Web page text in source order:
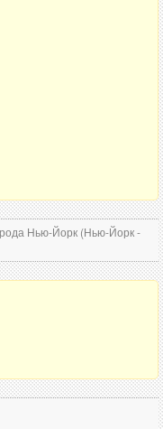
Нью-Йорк (Нью-Йорк -